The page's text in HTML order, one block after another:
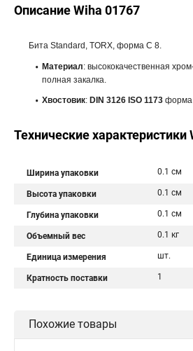
Описание Wiha 01767
Бита Standard, TORX, форма С 8.
Материал: высококачественная
полная закалка.
Хвостовик: DIN 3126 ISO 1173 форма
Технические характеристики
Ширина упаковки 0.1 см
Высота упаковки 0.1 см
Глубина упаковки 0.1 см
Объемный вес 0.1 кг
Единица измерения шт.
Кратность поставки 1
Похожие товары